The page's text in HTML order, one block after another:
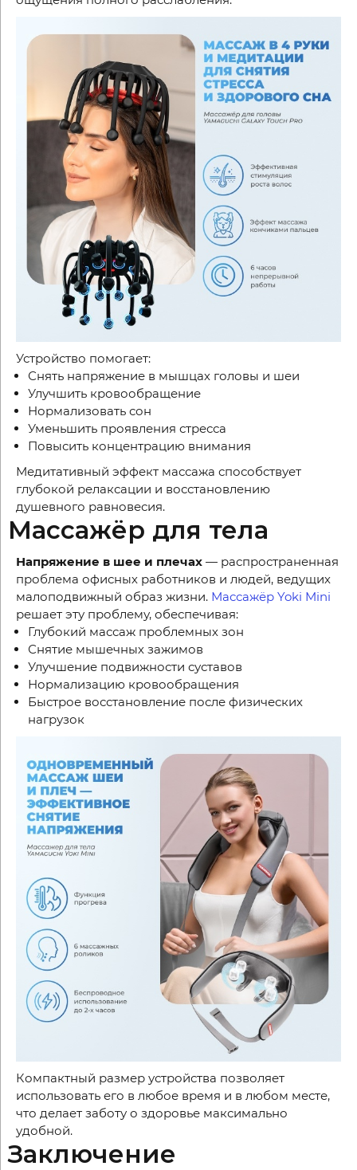
Устройство помогает:
Снять напряжение в мышцах головы и шеи
Улучшить кровообращение
Нормализовать сон
Уменьшить проявления стресса
Повысить концентрацию внимания
Медитативный эффект массажа способствует
глубокой релаксации и восстановлению
душевного равновесия.
Массажёр для тела
Напряжение в шее и плечах — распространенная
проблема офисных работников и людей, ведущих
малоподвижный образ жизни. Массажёр Yoki Mini
решает эту проблему, обеспечивая:
Глубокий массаж проблемных зон
Снятие мышечных зажимов
Улучшение подвижности суставов
Нормализацию кровообращения
Быстрое восстановление после физических
нагрузок
Компактный размер устройства позволяет
использовать его в любое время и в любом месте,
что делает заботу о здоровье максимально
удобной.
Заключение